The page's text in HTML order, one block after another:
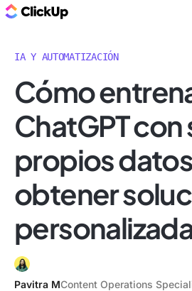
IA Y AUTOMATIZACIÓN
Cómo
ChatGPT con
propios
obtener
Pavitra MContent Operations